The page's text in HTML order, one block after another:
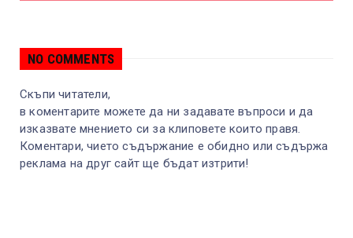
NO COMMENTS
Скъпи читатели,
в коментарите можете да ни задавате въпроси и да
изказвате мнението си за клиповете които правя.
Коментари, чието съдържание е обидно или съдържа
реклама на друг сайт ще бъдат изтрити!